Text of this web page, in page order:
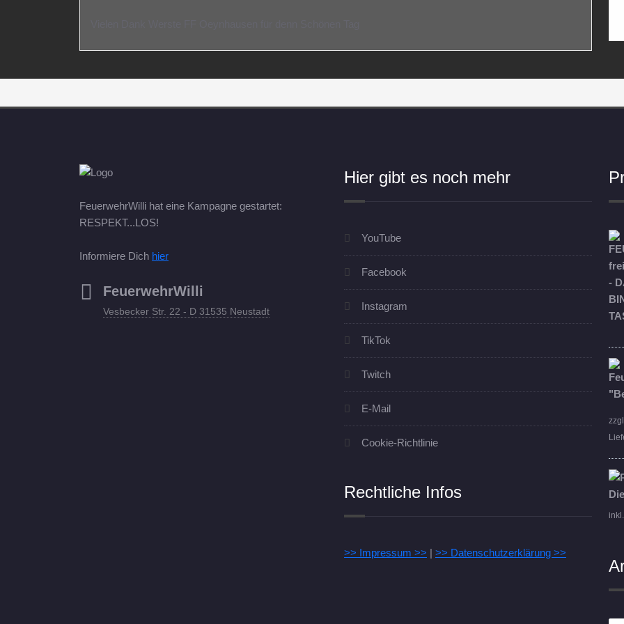
FeuerwehrWilli hat eine Kampagne gestartet:
RESPEKT...LOS!
Informiere Dich hier
FeuerwehrWilli
Vesbecker Str. 22 - D 31535 Neustadt
Hier gibt es noch mehr
YouTube
Facebook
Instagram
TikTok
Twitch
E-Mail
Cookie-Richtlinie
Rechtliche Infos
>> Impressum >> | >> Datenschutzerklärung >>